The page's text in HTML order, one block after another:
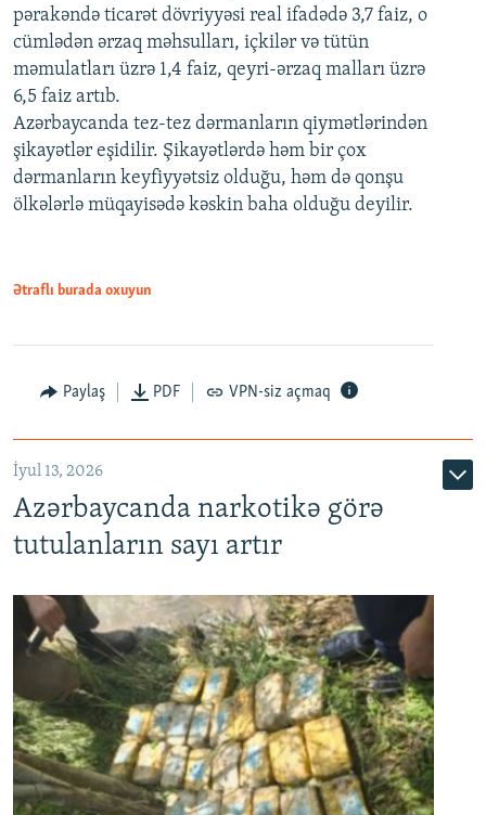
pərakəndə ticarət dövriyyəsi real ifadədə 3,7 faiz, o
cümlədən ərzaq məhsulları, içkilər və tütün
məmulatları üzrə 1,4 faiz, qeyri-ərzaq malları üzrə
6,5 faiz artıb.
Azərbaycanda tez-tez dərmanların qiymətlərindən
şikayətlər eşidilir. Şikayətlərdə həm bir çox
dərmanların keyfiyyətsiz olduğu, həm də qonşu
ölkələrlə müqayisədə kəskin baha olduğu deyilir.
Ətraflı burada oxuyun
Paylaş PDF VPN-siz açmaq
İyul 13, 2026
Azərbaycanda narkotikə görə
tutulanların sayı artır